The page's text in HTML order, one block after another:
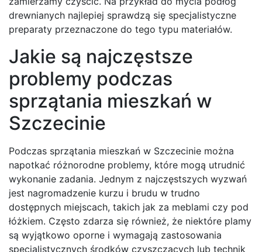
drewnianych najlepiej sprawdzą się specjalistyczne
preparaty przeznaczone do tego typu materiałów.
Jakie są najczęstsze
problemy podczas
sprzątania mieszkań w
Szczecinie
Podczas sprzątania mieszkań w Szczecinie można
napotkać różnorodne problemy, które mogą utrudnić
wykonanie zadania. Jednym z najczęstszych wyzwań
jest nagromadzenie kurzu i brudu w trudno
dostępnych miejscach, takich jak za meblami czy pod
łóżkiem. Często zdarza się również, że niektóre plamy
są wyjątkowo oporne i wymagają zastosowania
specjalistycznych środków czyszczących lub technik